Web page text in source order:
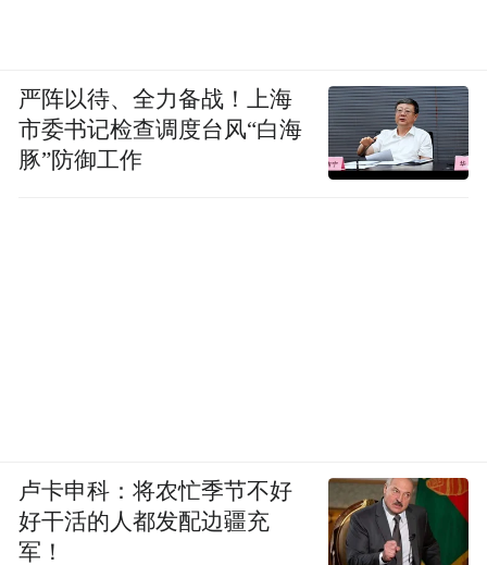
严阵以待、全力备战！上海
市委书记检查调度台风“白海
豚”防御工作
卢卡申科：将农忙季节不好
好干活的人都发配边疆充
军！